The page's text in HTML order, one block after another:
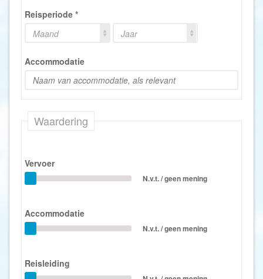
Reisperiode *
Maand
Jaar
Accommodatie
Waardering
Vervoer
N.v.t. / geen mening
Accommodatie
N.v.t. / geen mening
Reisleiding